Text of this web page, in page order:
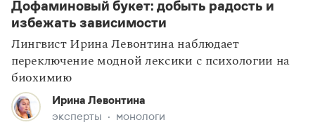
Дофаминовый букет: добыть радость и
избежать зависимости
Лингвист Ирина Левонтина наблюдает
переключение модной лексики с психологии на
биохимию
Ирина Левонтина
эксперты монологи